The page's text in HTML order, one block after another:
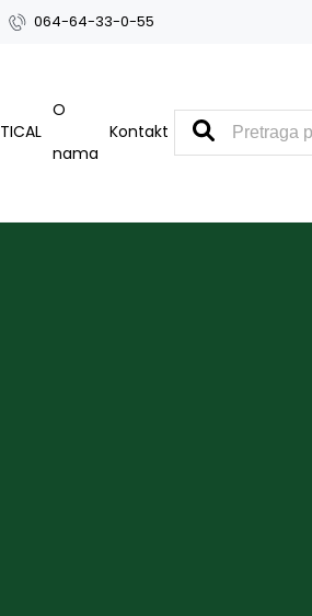
064-64-33-0-55
O
nama
Kontakt